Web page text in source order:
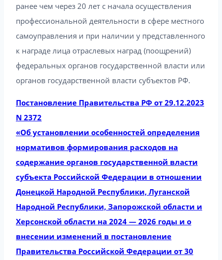
ранее чем через 20 лет с начала осуществления
профессиональной деятельности в сфере местного
самоуправления и при наличии у представленного
к награде лица отраслевых наград (поощрений)
федеральных органов государственной власти или
органов государственной власти субъектов РФ.
Постановление Правительства РФ от 29.12.2023
N 2372
«Об установлении особенностей определения
нормативов формирования расходов на
содержание органов государственной власти
субъекта Российской Федерации в отношении
Донецкой Народной Республики, Луганской
Народной Республики, Запорожской области и
Херсонской области на 2024 — 2026 годы и о
внесении изменений в постановление
Правительства Российской Федерации от 30